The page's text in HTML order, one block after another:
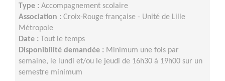
Type : Accompagnement scolaire
Association : Croix-Rouge française - Unité de Lille
Métropole
Date : Tout le temps
Disponibilité demandée : Minimum une fois par
semaine, le lundi et/ou le jeudi de 16h30 à 19h00 sur un
semestre minimum